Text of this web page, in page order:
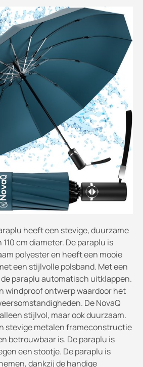
heeft een stevige, duurzame
cm diameter. De paraplu is
polyester en heeft een mooie
een stijlvolle polsband. Met een
de paraplu automatisch uitklappen.
windproof ontwerp waardoor het
De NovaQ
stijlvol, maar ook duurzaam.
stevige metalen frameconstructie
betrouwbaar is. De paraplu is
een stootje. De paraplu is
dankzij de handige